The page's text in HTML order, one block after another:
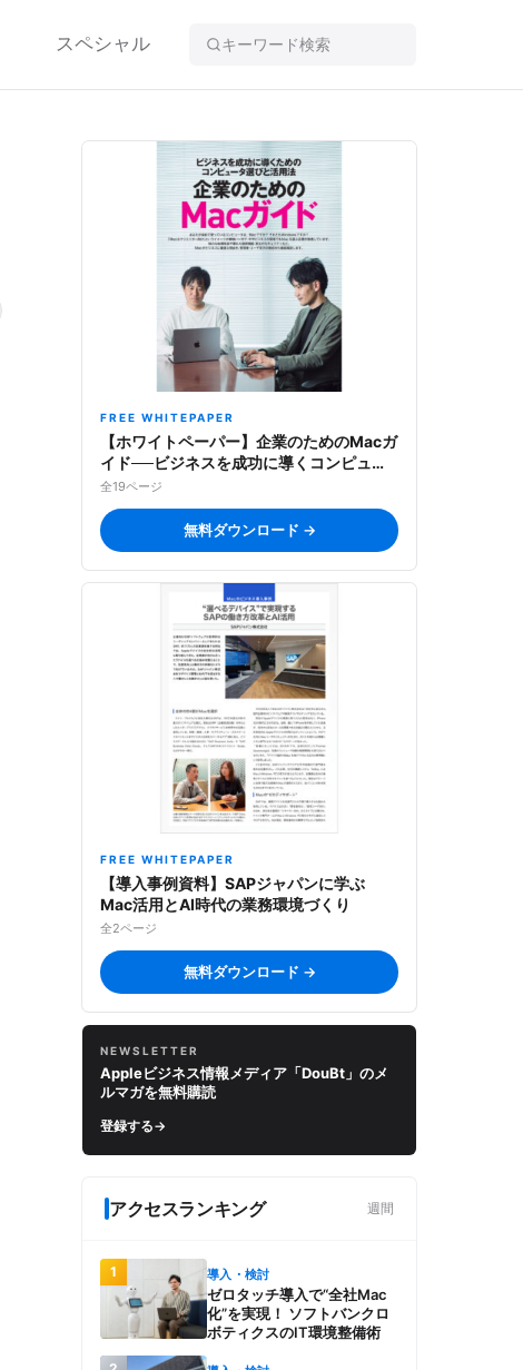
スペシャル
FREE WHITEPAPER
【ホワイトペーパー】企業のためのMacガ
イド──ビジネスを成功に導くコンピュー
タ選びと活用法
全19ページ
無料ダウンロード →
FREE WHITEPAPER
【導入事例資料】SAPジャパンに学ぶ
Mac活用とAI時代の業務環境づくり
全2ページ
無料ダウンロード →
NEWSLETTER
Appleビジネス情報メディア「DouBt」のメ
ルマガを無料購読
登録する→
アクセスランキング 週間
1 導入・検討
ゼロタッチ導入で“全社Mac
化”を実現！ ソフトバンクロ
ボティクスのIT環境整備術